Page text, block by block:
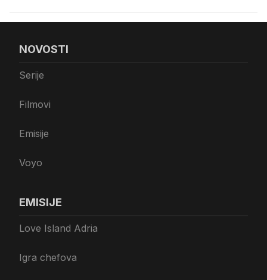
NOVOSTI
Serije
Filmovi
Emisije
Voyo
EMISIJE
Love Island Adria
Igra chefova